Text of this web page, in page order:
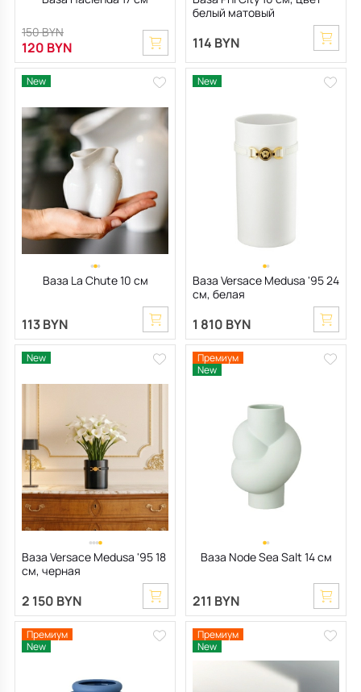
120 BYN
150 BYN
белый матовый
114 BYN
New
Ваза La Chute 10 см
113 BYN
New
Ваза Versace Medusa '95 24
см, белая
1 810 BYN
New
Ваза Versace Medusa '95 18
см, черная
2 150 BYN
Премиум
New
Ваза Node Sea Salt 14 см
211 BYN
Премиум
New
Премиум
New